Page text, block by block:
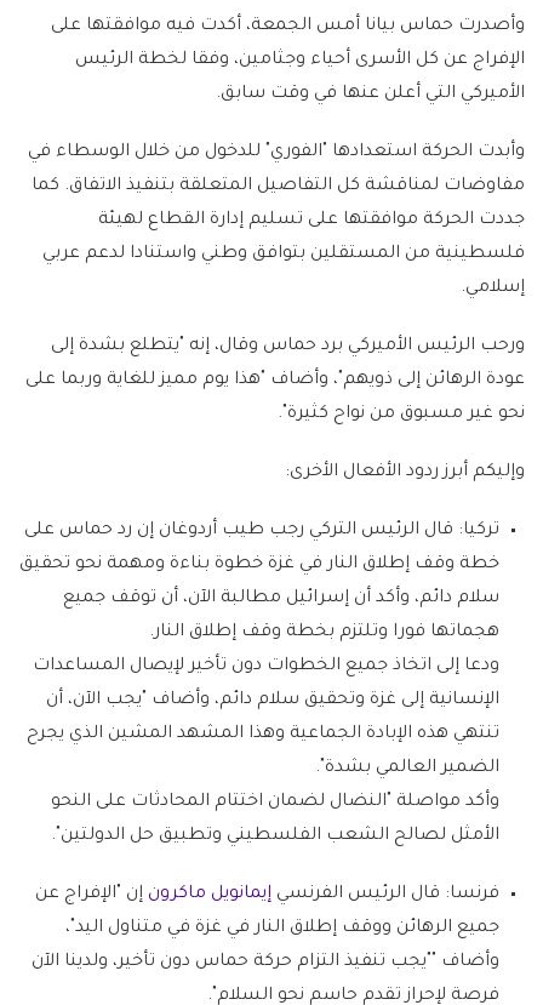
وأصدرت حماس بيانا أمس الجمعة، أكدت فيه موافقتها على
الإفراج عن كل الأسرى أحياء وجثامين، وفقا لخطة الرئيس
الأميركي التي أعلن عنها في وقت سابق.
وأبدت الحركة استعدادها "الفوري" للدخول من خلال الوسطاء في
مفاوضات لمناقشة كل التفاصيل المتعلقة بتنفيذ الاتفاق. كما
جددت الحركة موافقتها على تسليم إدارة القطاع لهيئة
فلسطينية من المستقلين بتوافق وطني واستنادا لدعم عربي
إسلامي.
ورحب الرئيس الأميركي برد حماس وقال، إنه "يتطلع بشدة إلى
عودة الرهائن إلى ذويهم"، وأضاف "هذا يوم مميز للغاية وربما على
نحو غير مسبوق من نواح كثيرة".
وإليكم أبرز ردود الأفعال الأخرى:
تركيا: قال الرئيس التركي رجب طيب أردوغان إن رد حماس على
خطة وقف إطلاق النار في غزة خطوة بناءة ومهمة نحو تحقيق
سلام دائم، وأكد أن إسرائيل مطالبة الآن، أن توقف جميع
هجماتها فورا وتلتزم بخطة وقف إطلاق النار.
ودعا إلى اتخاذ جميع الخطوات دون تأخير لإيصال المساعدات
الإنسانية إلى غزة وتحقيق سلام دائم، وأضاف "يجب الآن، أن
تنتهي هذه الإبادة الجماعية وهذا المشهد المشين الذي يجرح
الضمير العالمي بشدة".
وأكد مواصلة "النضال لضمان اختتام المحادثات على النحو
الأمثل لصالح الشعب الفلسطيني وتطبيق حل الدولتين".
فرنسا: قال الرئيس الفرنسي إيمانويل ماكرون إن "الإفراج عن
جميع الرهائن ووقف إطلاق النار في غزة في متناول اليد"،
وأضاف ""يجب تنفيذ التزام حركة حماس دون تأخير، ولدينا الآن
فرصة لإحراز تقدم حاسم نحو السلام".